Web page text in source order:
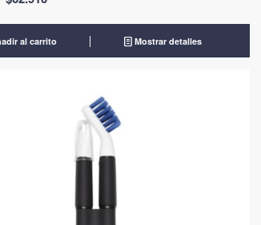
actual
es:
al carrito Mostrar detalles